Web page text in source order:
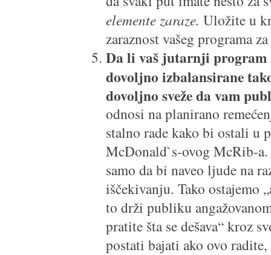
elemente zaraze. Uložite u
zaraznost vašeg programa
Da li vaš jutarnji program
dovoljno izbalansirane
dovoljno sveže da vam
odnosi na planirano
stalno rade kako bi ostali u
McDonald`s-ovog McRib-a.
samo da bi naveo ljude na
iščekivanju. Tako ostajemo
to drži publiku
pratite šta se dešava“ kroz
postati bajati ako ovo